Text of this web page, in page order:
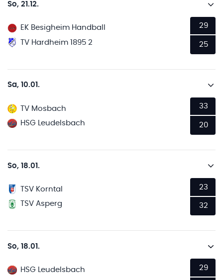
So, 21.12.
EK Besigheim Handball
TV Hardheim 1895 2
29
25
Sa, 10.01.
TV Mosbach
HSG Leudelsbach
33
20
So, 18.01.
TSV Korntal
TSV Asperg
23
32
So, 18.01.
HSG Leudelsbach
29